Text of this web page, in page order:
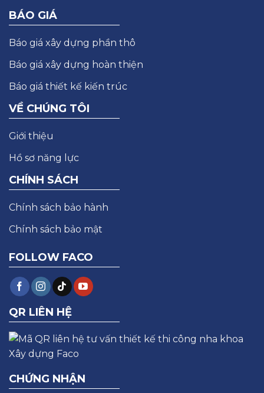
BÁO GIÁ
Báo giá xây dựng phần thô
Báo giá xây dựng hoàn thiện
Báo giá thiết kế kiến trúc
VỀ CHÚNG TÔI
Giới thiệu
Hồ sơ năng lực
CHÍNH SÁCH
Chính sách bảo hành
Chính sách bảo mật
FOLLOW FACO
QR LIÊN HỆ
CHỨNG NHẬN